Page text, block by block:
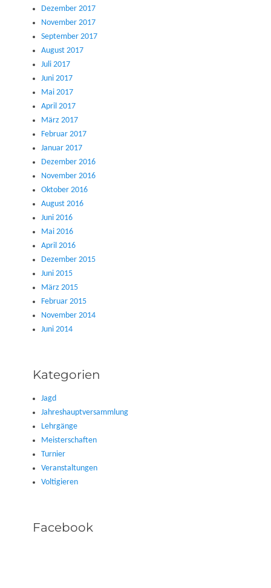
Dezember 2017
November 2017
September 2017
August 2017
Juli 2017
Juni 2017
Mai 2017
April 2017
März 2017
Februar 2017
Januar 2017
Dezember 2016
November 2016
Oktober 2016
August 2016
Juni 2016
Mai 2016
April 2016
Dezember 2015
Juni 2015
März 2015
Februar 2015
November 2014
Juni 2014
Kategorien
Jagd
Jahreshauptversammlung
Lehrgänge
Meisterschaften
Turnier
Veranstaltungen
Voltigieren
Facebook